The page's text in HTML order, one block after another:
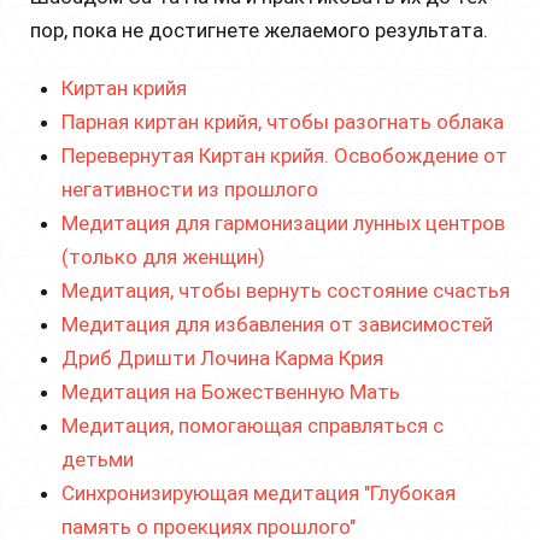
пор, пока не достигнете желаемого результата.
Киртан крийя
Парная киртан крийя, чтобы разогнать облака
Перевернутая Киртан крийя. Освобождение от
негативности из прошлого
Медитация для гармонизации лунных центров
(только для женщин)
Медитация, чтобы вернуть состояние счастья
Медитация для избавления от зависимостей
Дриб Дришти Лочина Карма Крия
Медитация на Божественную Мать
Медитация, помогающая справляться с
детьми
Синхронизирующая медитация "Глубокая
память о проекциях прошлого"